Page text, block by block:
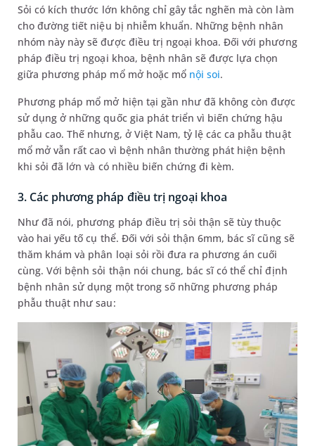
Sỏi có kích thước lớn không chỉ gây tắc nghẽn mà còn làm
cho đường tiết niệu bị nhiễm khuẩn. Những bệnh nhân
nhóm này này sẽ được điều trị ngoại khoa. Đối với phương
pháp điều trị ngoại khoa, bệnh nhân sẽ được lựa chọn
giữa phương pháp mổ mở hoặc mổ nội soi.
Phương pháp mổ mở hiện tại gần như đã không còn được
sử dụng ở những quốc gia phát triển vì biến chứng hậu
phẫu cao. Thế nhưng, ở Việt Nam, tỷ lệ các ca phẫu thuật
mổ mở vẫn rất cao vì bệnh nhân thường phát hiện bệnh
khi sỏi đã lớn và có nhiều biến chứng đi kèm.
3. Các phương pháp điều trị ngoại khoa
Như đã nói, phương pháp điều trị sỏi thận sẽ tùy thuộc
vào hai yếu tố cụ thể. Đối với sỏi thận 6mm, bác sĩ cũng sẽ
thăm khám và phân loại sỏi rồi đưa ra phương án cuối
cùng. Với bệnh sỏi thận nói chung, bác sĩ có thể chỉ định
bệnh nhân sử dụng một trong số những phương pháp
phẫu thuật như sau: